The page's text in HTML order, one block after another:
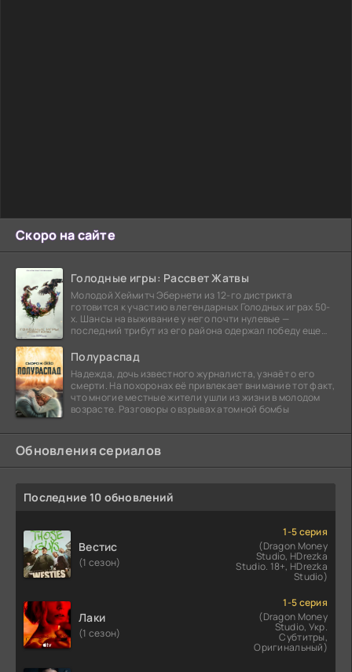
Скоро на сайте
Голодные игры: Рассвет Жатвы
Молодой Хеймитч Эбернети из 12-го дистрикта
готовится к участию в легендарных Голодных играх 50-
х. Шансы на выживание у него почти нулевые —
последний трибут из его района одержал победу еще
Полураспад
Надежда, дочь известного журналиста, узнаёт о его
смерти. На похоронах её привлекает внимание тот факт,
что многие местные жители ушли из жизни в молодом
возрасте. Разговоры о взрывах атомной бомбы
Обновления сериалов
Последние 10 обновлений
Вестис
(1 сезон)
1-5 серия
(Dragon Money
Studio, HDrezka
Studio. 18+, HDrezka
Studio)
Лаки
(1 сезон)
1-5 серия
(Dragon Money
Studio, Укр.
Субтитры,
Оригинальный)